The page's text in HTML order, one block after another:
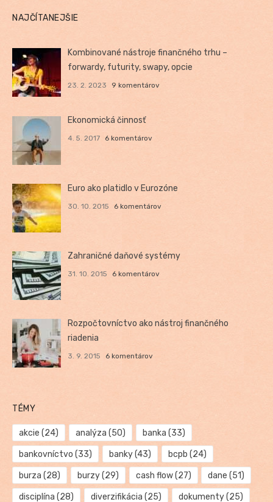
NAJČÍTANEJŠIE
Kombinované nástroje finančného trhu –
forwardy, futurity, swapy, opcie
23. 2. 2023 9 komentárov
Ekonomická činnosť
4. 5. 2017 6 komentárov
Euro ako platidlo v Eurozóne
30. 10. 2015 6 komentárov
Zahraničné daňové systémy
31. 10. 2015 6 komentárov
Rozpočtovníctvo ako nástroj finančného
riadenia
3. 9. 2015 6 komentárov
TÉMY
akcie (24) analýza (50) banka (33)
bankovníctvo (33) banky(43) bcpb (24)
burza (28) burzy(29) cash flow(27) dane (51)
disciplína (28) diverzifikácia (25) dokumenty(25)